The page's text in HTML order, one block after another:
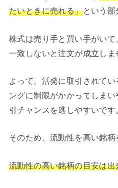
たいときに売れる」という部
株式は売り手と買い手がい
一致しないと注文が成立しま
よって、活発に取引されて
ングに制限がかかってしま
引チャンスを逃しやすいです
そのため、流動性を高い銘柄
流動性の高い銘柄の目安は